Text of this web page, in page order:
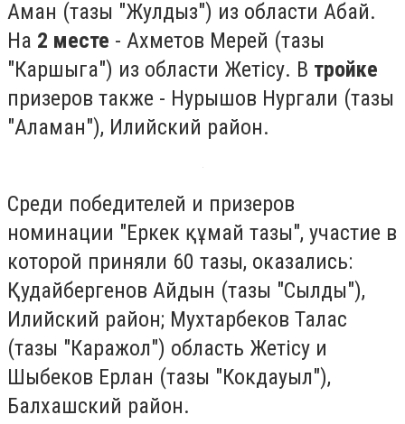
Аман (тазы "Жулдыз") из области Абай.
На 2 месте - Ахметов Мерей (тазы
"Каршыга") из области Жетісу. В тройке
призеров также - Нурышов Нургали (тазы
"Аламан"), Илийский район.
Среди победителей и призеров
номинации "Еркек құмай тазы", участие в
которой приняли 60 тазы, оказались:
Қудайбергенов Айдын (тазы "Сылды"),
Илийский район; Мухтарбеков Талас
(тазы "Каражол") область Жетісу и
Шыбеков Ерлан (тазы "Кокдауыл"),
Балхашский район.